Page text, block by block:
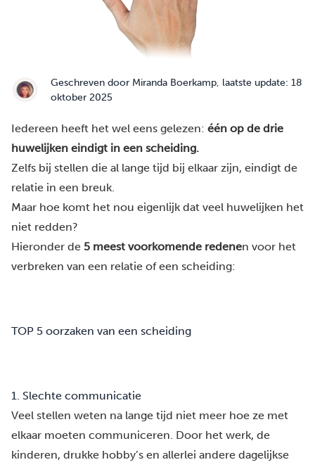
Geschreven door Miranda Boerkamp, laatste update: 18
oktober 2025
Iedereen heeft het wel eens gelezen: één op de drie
huwelijken eindigt in een scheiding.
Zelfs bij stellen die al lange tijd bij elkaar zijn, eindigt de
relatie in een breuk.
Maar hoe komt het nou eigenlijk dat veel huwelijken het
niet redden?
Hieronder de 5 meest voorkomende redenen voor het
verbreken van een relatie of een scheiding:
TOP 5 oorzaken van een scheiding
1. Slechte communicatie
Veel stellen weten na lange tijd niet meer hoe ze met
elkaar moeten communiceren. Door het werk, de
kinderen, drukke hobby’s en allerlei andere dagelijkse